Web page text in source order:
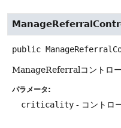
public
ManageReferralコントロー
パラメータ:
criticality - コントロ